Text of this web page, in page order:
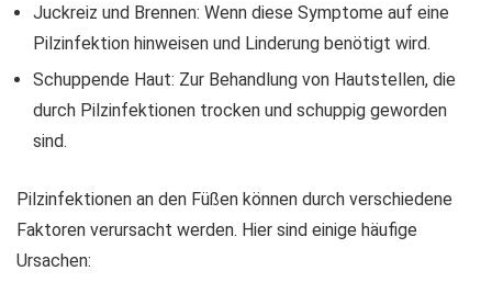
Juckreiz und Brennen: Wenn diese Symptome auf eine
Pilzinfektion hinweisen und Linderung benötigt wird.
Schuppende Haut: Zur Behandlung von Hautstellen, die
durch Pilzinfektionen trocken und schuppig geworden
sind.
Pilzinfektionen an den Füßen können durch verschiedene
Faktoren verursacht werden. Hier sind einige häufige
Ursachen: